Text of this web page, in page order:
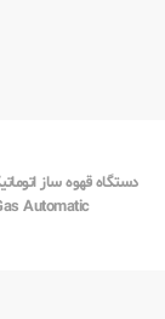
دستگاه قهوه ساز
Automatic